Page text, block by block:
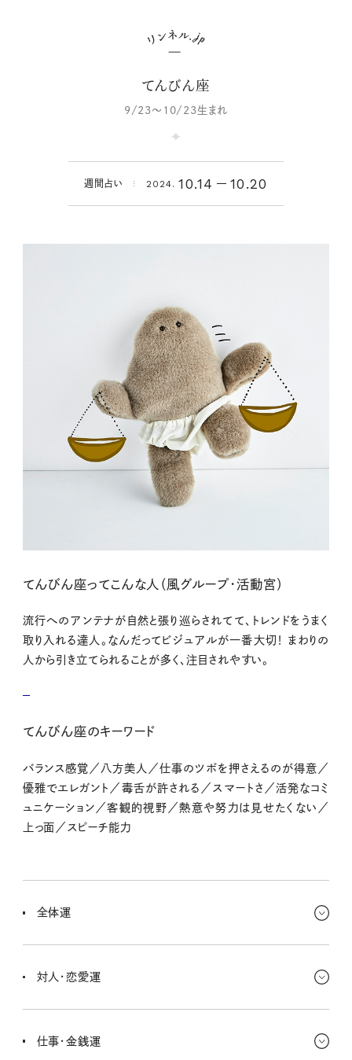
てんびん座
9/23～10/23生まれ
週間占い 2024. 10.14 10.20
てんびん座ってこんな人（風グループ・活動宮）
流行へのアンテナが自然と張り巡らされてて、トレンドをうまく
取り入れる達人。なんだってビジュアルが一番大切！ まわりの
人から引き立てられることが多く、注目されやすい。
てんびん座のキーワード
バランス感覚／八方美人／仕事のツボを押さえるのが得意／
優雅でエレガント／毒舌が許される／スマートさ／活発なコミ
ュニケーション／客観的視野／熱意や努力は見せたくない／
上っ面／スピーチ能力
全体運
マになっているから、つまずきを感じていた関係は今ちょうどよく調
対人・恋愛運
るよ〜。もし誤解やすれ違いがあったら、今の段階でできるだけ解消
仕事・金銭運